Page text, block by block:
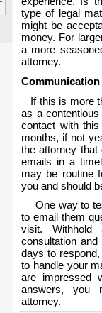
type of legal
might be
money. For
a more
attorney.
If this is more
as a
contact with
months, if not
the attorney that
emails in a
may be routine
you and should
One way to
to email them
visit.
consultation
days to
to handle your
are impressed
answers, you
attorney.